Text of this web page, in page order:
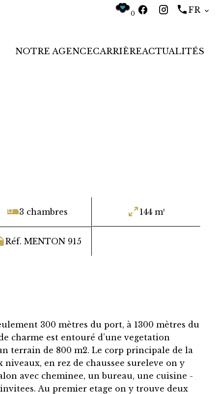
0 FR
NOTRE AGENCECARRIÈREACTUALITÉS
3 chambres 144 m²
Réf. MENTON 915
300 mètres du port, à 1300 mètres du
charme est entouré d’une vegetation
terrain de 800 m2. Le corp principale de la
en rez de chaussee sureleve on y
avec cheminee, un bureau, une cuisine -
Au premier etage on y trouve deux